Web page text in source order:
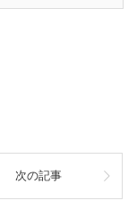
次の記事